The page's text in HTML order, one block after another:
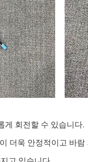
게 회전할 수 있습니다.
더욱 안정적이고 바람